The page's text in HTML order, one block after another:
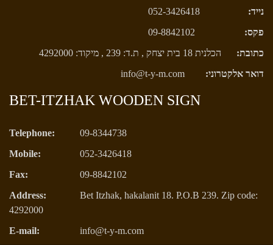
נייד:
052-3426418
פקס:
09-8842102
כתובת:
הכלנית 18 בית יצחק , ת.ד: 239 , מיקוד: 4292000
דואר אלקטרוני:
info@t-y-m.com
BET-ITZHAK WOODEN SIGN
Telephone:
09-8344738
Mobile:
052-3426418
Fax:
09-8842102
Address:
Bet Itzhak, hakalanit 18. P.O.B 239. Zip code:
4292000
E-mail:
info@t-y-m.com